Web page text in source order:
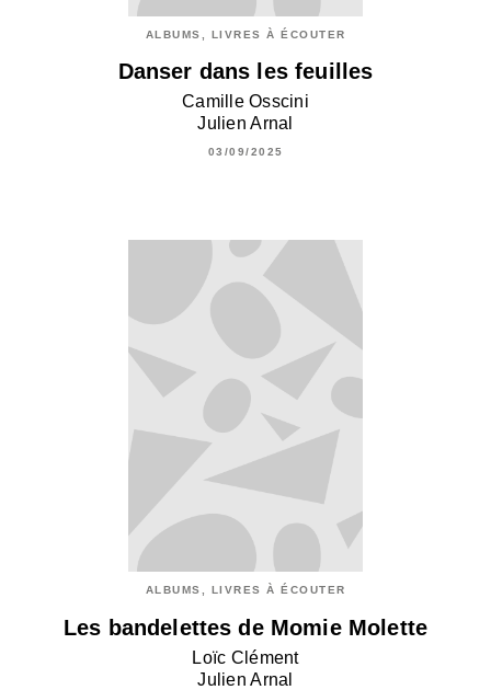
ALBUMS, LIVRES À ÉCOUTER
Danser dans les feuilles
Camille Osscini
Julien Arnal
03/09/2025
ALBUMS, LIVRES À ÉCOUTER
Les bandelettes de Momie Molette
Loïc Clément
Julien Arnal